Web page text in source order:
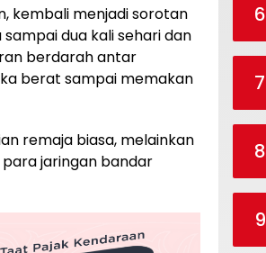
kembali menjadi sorotan
dua kali sehari dan
berdarah antar
berat sampai memakan
remaja biasa, melainkan
jaringan bandar
6
7
8
9